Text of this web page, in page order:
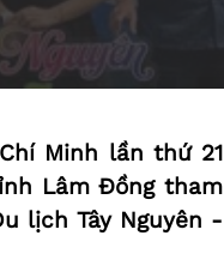
Minh lần thứ 21
Lâm Đồng tham
lịch Tây Nguyên -